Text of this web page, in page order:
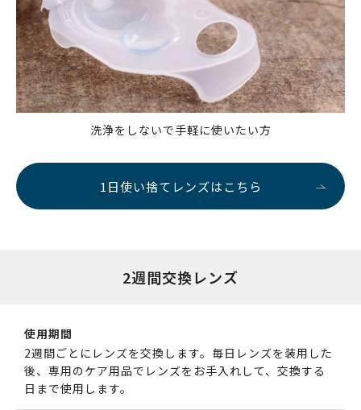
洗浄をしないで手軽に使いたい方
1日使い捨てレンズはこちら
2週間交換レンズ
使用期間
2週間ごとにレンズを交換します。毎日レンズを装用した
後、専用のケア用品でレンズをお手入れして、交換する
日まで使用します。